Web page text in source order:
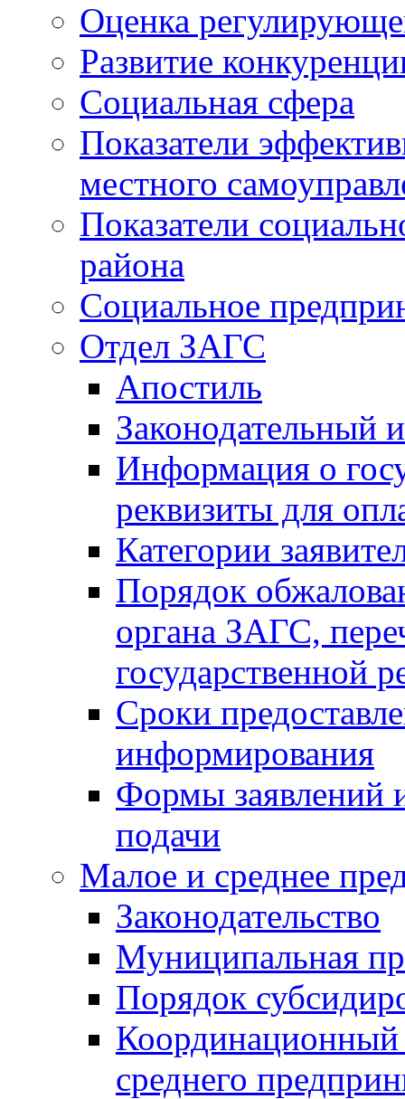
Оценка
Развитие
Социальная сфера
Показатели
местного
Показатели
района
Социальное
Отдел ЗАГС
Апостиль
Законодательный
Информация о
реквизиты для
Категории
Порядок
органа ЗАГС,
государственной
Сроки
информирования
Формы заявлений
подачи
Малое и среднее
Законодательство
Муниципальная
Порядок
Координационный
среднего